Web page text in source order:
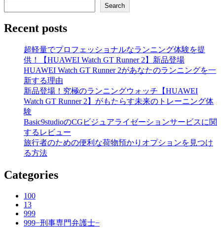
Search
Recent posts
超軽量でプロフェッショナルなランニング体験を提
供！【HUAWEI Watch GT Runner 2】新品登場
HUAWEI Watch GT Runner 2があなたのランニングを一
新する理由
新品登場！究極のランニングウォッチ【HUAWEI
Watch GT Runner 2】がもたらす未来のトレーニング体
験
Basic9studioのCGビジュアライゼーションサービスに関
するレビュー
旅行者のための便利な荷物預かりオプションを見つけ
る方法
Categories
100
13
999
999−刑事専門弁護士−